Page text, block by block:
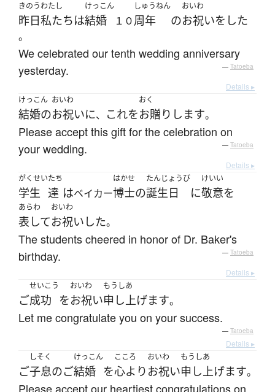
きのう
昨日
わたし
私たちは
けっこん
結婚 １０
しゅうねん
周年 の
おいわ
お祝いを した
。
We celebrated our tenth wedding anniversary
yesterday.
— Tatoeba
Details ▸
けっこん
結婚の
おいわ
お祝いに、 これを
おく
お贈り します。
Please accept this gift for the celebration on
your wedding.
— Tatoeba
Details ▸
がくせい
学生
たち
達 はベイカー
はかせ
博士の
たんじょうび
誕生日 に
けいい
敬意を
あらわ
表して
おいわ
お祝い した。
The students cheered in honor of Dr. Baker's
birthday.
— Tatoeba
Details ▸
ご
せいこう
成功 を
おいわ
お祝い
もうしあ
申し上げます。
Let me congratulate you on your success.
— Tatoeba
Details ▸
ご
しそく
子息のご
けっこん
結婚 を
こころ
心より
おいわ
お祝い
もうしあ
申し上げます。
Please accept our heartiest congratulations on